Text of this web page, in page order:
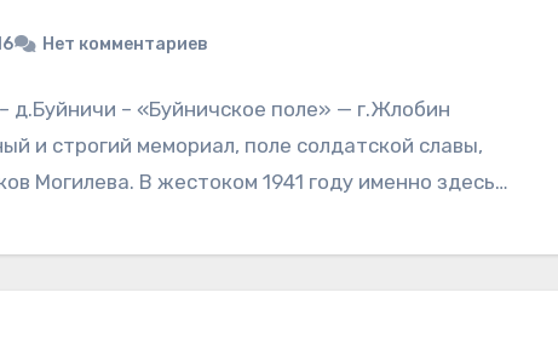
Нет комментариев
д.Буйничи – «Буйничское поле» — г.Жлобин
и строгий мемориал, поле солдатской славы,
Могилева. В жестоком 1941 году именно здесь…